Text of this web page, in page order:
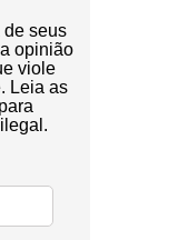
seus
opinião
viole
Leia as